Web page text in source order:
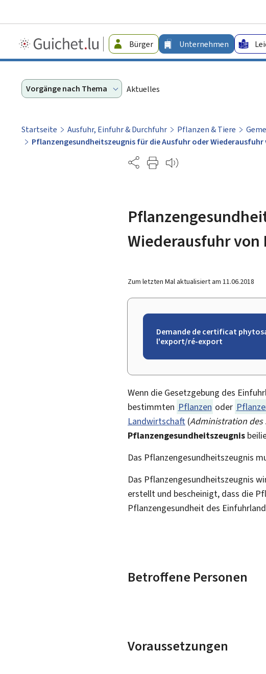
Guichet.lu
-
Bürger Unternehmen
Vorgänge nach Thema Aktuelles
Startseite Ausfuhr, Einfuhr & Durchfuhr Pflanzen & Tiere
Pflanzengesundheitszeugnis für die Ausfuhr oder
Partage
Wiederausfuhr von
Zum letzten Mal aktualisiert am 11.06.2018
Demande de certificat
l'export/ré-export
Wenn die Gesetzgebung des
bestimmten Pflanzen oder
Landwirtschaft (Administration des
Pflanzengesundheitszeugnis
Das Pflanzengesundheitszeugnis
Das Pflanzengesundheitszeugnis
erstellt und bescheinigt, dass die
Pflanzengesundheit des
Betroffene Personen
Voraussetzungen